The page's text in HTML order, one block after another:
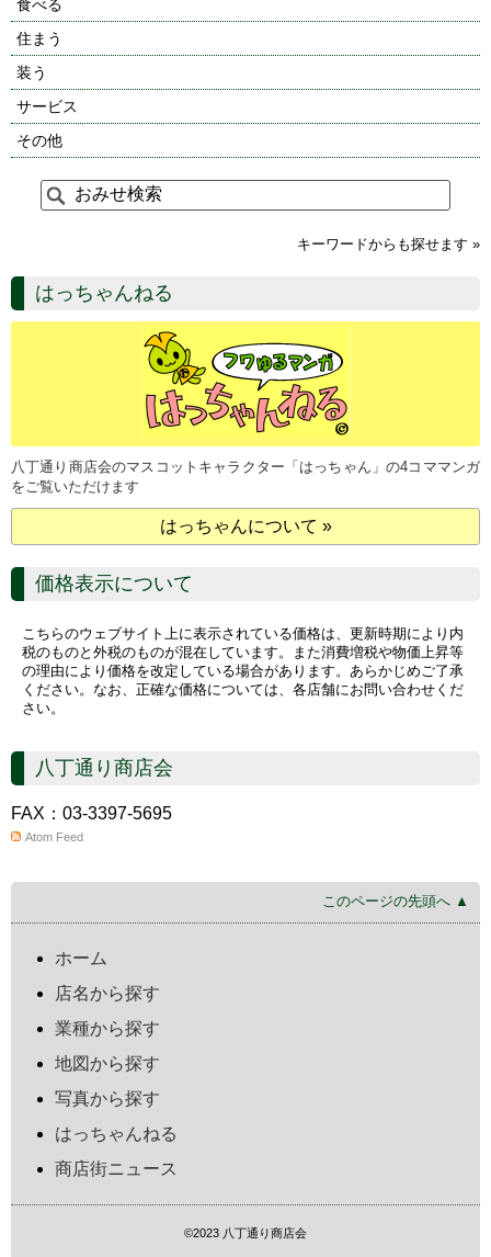
食べる
住まう
装う
サービス
その他
キーワードからも探せます »
はっちゃんねる
八丁通り商店会のマスコットキャラクター「はっちゃん」の4コママンガ
をご覧いただけます
はっちゃんについて »
価格表示について
こちらのウェブサイト上に表示されている価格は、更新時期により内
税のものと外税のものが混在しています。また消費増税や物価上昇等
の理由により価格を改定している場合があります。あらかじめご了承
ください。なお、正確な価格については、各店舗にお問い合わせくだ
さい。
八丁通り商店会
FAX：03-3397-5695
Atom Feed
このページの先頭へ ▲
ホーム
店名から探す
業種から探す
地図から探す
写真から探す
はっちゃんねる
商店街ニュース
©2023 八丁通り商店会